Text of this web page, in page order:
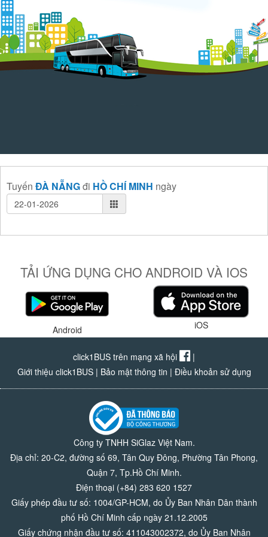
Tuyến ĐÀ NẴNGđi HỒ CHÍ MINH ngày
TẢI ỨNG DỤNG CHO ANDROID VÀ IOS
Android iOS
click1BUS trên mạng xã hội
|
Giới thiệu click1BUS| Bảo mật thông tin | Điều khoản sử dụng
Công ty TNHH SiGlaz Việt Nam.
Địa chỉ: 20-C2, đường số 69, Tân Quy Đông, Phường Tân Phong,
Quận 7, Tp.Hồ Chí Minh.
Điện thoại (+84) 283 620 1527
Giấy phép đầu tư số: 1004/GP-HCM, do Ủy Ban Nhân Dân thành
phố Hồ Chí Minh cấp ngày 21.12.2005
Giấy chứng nhận đầu tư số: 411043002372, do Ủy Ban Nhân